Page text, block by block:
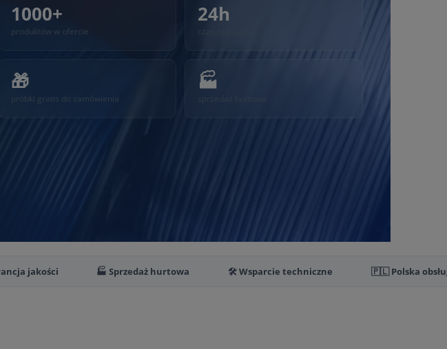
1000+
produktów w ofercie
24h
🎁
próbki gratis do zamówienia
🏭
jakości 🏭 Sprzedaż hurtowa 🛠️ Wsparcie techniczne 🇵🇱 Polska